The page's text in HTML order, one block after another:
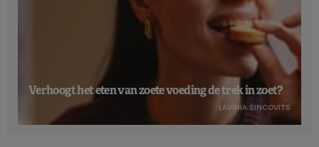
Verhoogt het eten van zoete voeding de trek in zoet?
LAVINIA SINCOVITS